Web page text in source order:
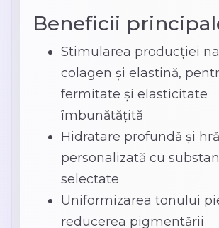
Beneficii
Stimularea producției
colagen și elastină,
fermitate și elasticitate
îmbunătățită
Hidratare profundă și
personalizată cu
selectate
Uniformizarea tonului
reducerea pigmentării